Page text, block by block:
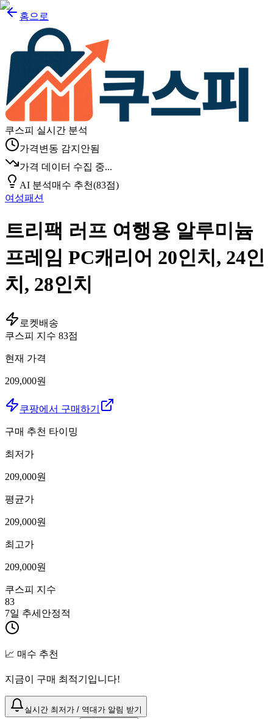
홈으로
쿠스피 실시간 분석
가격변동 감지안됨
가격 데이터 수집 중...
AI 분석매수 추천(83점)
여성패션
트리팩 러프 여행용 알루미늄
프레임 PC캐리어 20인치, 24인
치, 28인치
로켓배송
쿠스피 지수 83점
현재 가격
209,000원
쿠팡에서 구매하기
구매 추천 타이밍
최저가
209,000원
평균가
209,000원
최고가
209,000원
쿠스피 지수
83
7일 추세 안정적
📈 매수 추천
지금이 구매 최적기입니다!
실시간 최저가 / 역대가 알림 받기